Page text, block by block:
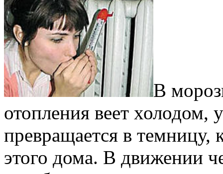
В
отопления веет холодом,
превращается в темницу,
этого дома. В движении